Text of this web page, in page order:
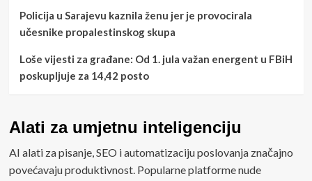
Policija u Sarajevu kaznila ženu jer je provocirala
učesnike propalestinskog skupa
Loše vijesti za građane: Od 1. jula važan energent u FBiH
poskupljuje za 14,42 posto
Alati za umjetnu inteligenciju
AI alati za pisanje, SEO i automatizaciju poslovanja značajno
povećavaju produktivnost. Popularne platforme nude